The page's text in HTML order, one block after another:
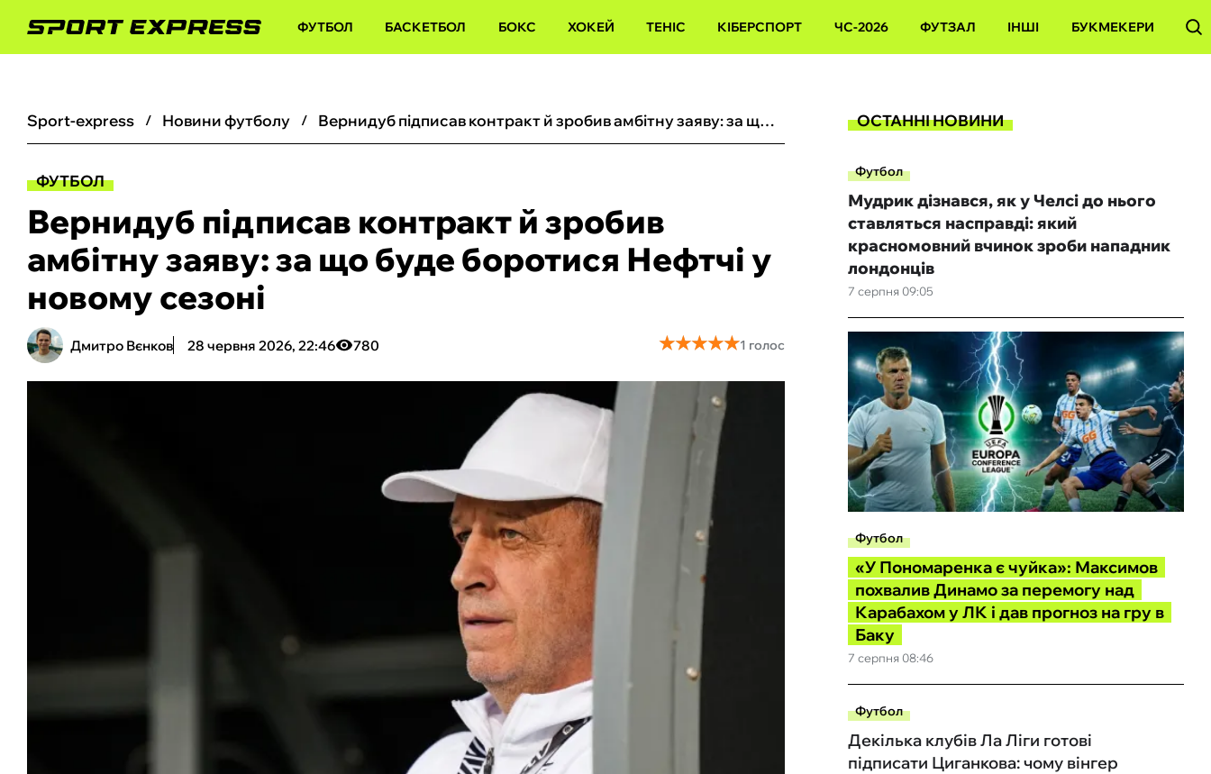
ФУТБОЛ БАСКЕТБОЛ БОКС ХОКЕЙ ТЕНІС КІБЕРСПОРТ ЧС-2026 ФУТЗАЛ ІНШІ БУКМЕКЕРИ
sport-express новини футболу Вернидуб підписав контракт й зробив амбітну заяву: за що буде боротися Нефтчі у новому сезоні
ФУТБОЛ
Вернидуб підписав контракт й зробив
амбітну заяву: за що буде боротися Нефтчі у
новому сезоні
Дмитро Вєнков 28 червня 2026, 22:46 780 ★★★★★
★★★★★1 голос
ОСТАННІ НОВИНИ
Футбол
7 серпня 09:05
Мудрик дізнався, як у Челсі до нього
ставляться насправді: який
красномовний вчинок зроби нападник
лондонців
Футбол
7 серпня 08:46
«У Пономаренка є чуйка»: Максимов
похвалив Динамо за перемогу над
Карабахом у ЛК і дав прогноз на гру в
Баку
Футбол
Декілька клубів Ла Ліги готові
підписати Циганкова: чому вінгер